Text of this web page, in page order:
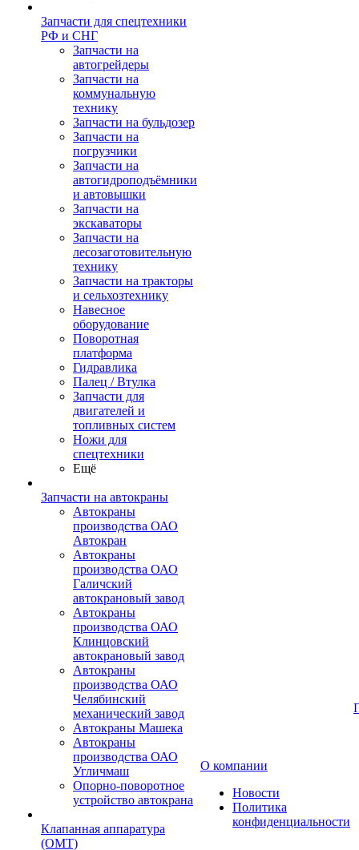
Запчасти для спецтехники
РФ и СНГ
Запчасти на
автогрейдеры
Запчасти на
коммунальную
технику
Запчасти на бульдозер
Запчасти на
погрузчики
Запчасти на
автогидроподъёмники
и автовышки
Запчасти на
экскаваторы
Запчасти на
лесозаготовительную
технику
Запчасти на тракторы
и сельхозтехнику
Навесное
оборудование
Поворотная
платформа
Гидравлика
Палец / Втулка
Запчасти для
двигателей и
топливных систем
Ножи для
спецтехники
Ещё
Запчасти на автокраны
Автокраны
производства ОАО
Автокран
Автокраны
производства ОАО
Галичский
автокрановый завод
Автокраны
производства ОАО
Клинцовский
автокрановый завод
Автокраны
производства ОАО
Челябинский
механический завод
Автокраны Машека
Автокраны
производства ОАО
Угличмаш
Опорно-поворотное
устройство автокрана
Клапанная аппаратура
(OMT)
О компании
Новости
Политика
конфиденциальности